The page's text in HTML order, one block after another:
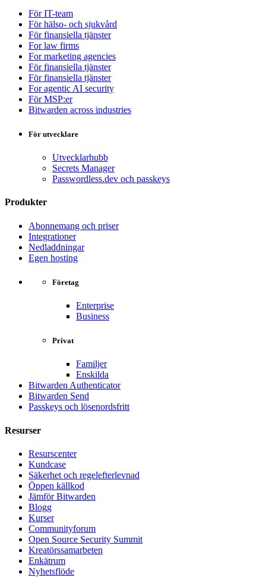
För IT-team
För hälso- och sjukvård
För finansiella tjänster
For law firms
For marketing agencies
För finansiella tjänster
För finansiella tjänster
For agentic AI security
För MSP:er
Bitwarden across industries
För utvecklare
Utvecklarhubb
Secrets Manager
Passwordless.dev och passkeys
Produkter
Abonnemang och priser
Integrationer
Nedladdningar
Egen hosting
Företag
Enterprise
Business
Privat
Familjer
Enskilda
Bitwarden Authenticator
Bitwarden Send
Passkeys och lösenordsfritt
Resurser
Resurscenter
Kundcase
Säkerhet och regelefterlevnad
Öppen källkod
Jämför Bitwarden
Blogg
Kurser
Communityforum
Open Source Security Summit
Kreatörssamarbeten
Enkätrum
Nyhetsflöde